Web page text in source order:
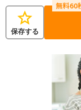
star
保存する